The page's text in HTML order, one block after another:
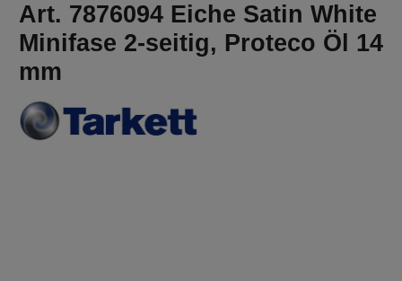
Art. 7876094 Eiche Satin White
Minifase 2-seitig, Proteco Öl 14
mm